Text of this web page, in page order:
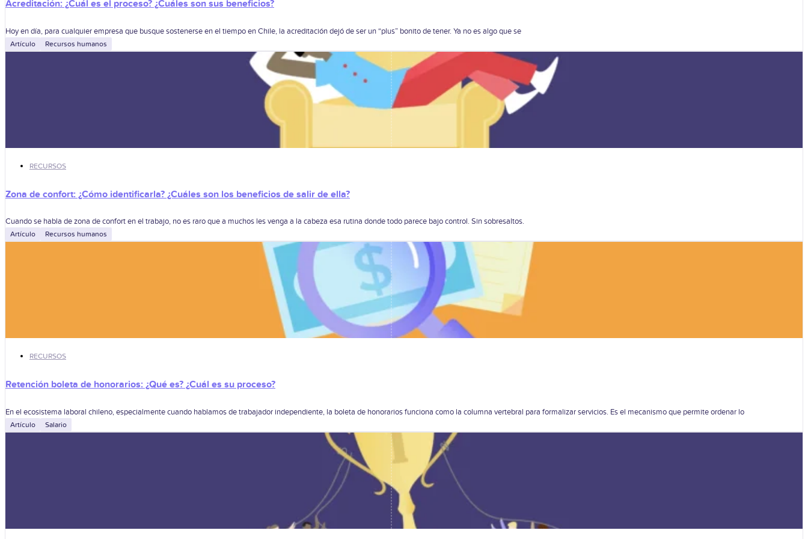
Acreditación: ¿Cuál es el proceso? ¿Cuáles son sus beneficios?
Hoy en día, para cualquier empresa que busque sostenerse en el tiempo en Chile, la acreditación dejó de ser un “plus” bonito de tener. Ya no es algo que se
Artículo Recursos humanos
RECURSOS
Zona de confort: ¿Cómo identificarla? ¿Cuáles son los beneficios de salir de ella?
Cuando se habla de zona de confort en el trabajo, no es raro que a muchos les venga a la cabeza esa rutina donde todo parece bajo control. Sin sobresaltos.
Artículo Recursos humanos
RECURSOS
Retención boleta de honorarios: ¿Qué es? ¿Cuál es su proceso?
En el ecosistema laboral chileno, especialmente cuando hablamos de trabajador independiente, la boleta de honorarios funciona como la columna vertebral para formalizar servicios. Es el mecanismo que permite ordenar lo
Artículo Salario